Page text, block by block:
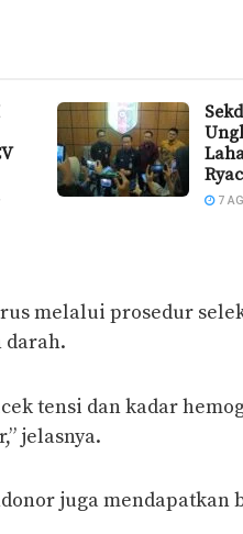
7
melalui prosedur
darah.
tensi dan kadar
jelasnya.
juga mendapatkan